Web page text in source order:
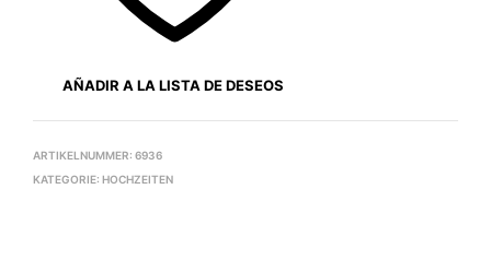
AÑADIR A LA LISTA DE DESEOS
ARTIKELNUMMER: 6936
KATEGORIE: HOCHZEITEN